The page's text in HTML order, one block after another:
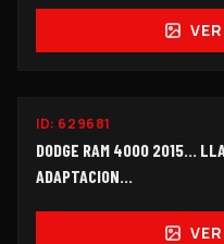
ID: 629681
DODGE RAM 4000 2015...
ADAPTACION...